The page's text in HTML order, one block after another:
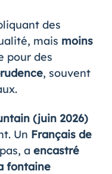
des
mais moins
pour des
, souvent
(juin 2026)
Un Français de
a encastré
fontaine